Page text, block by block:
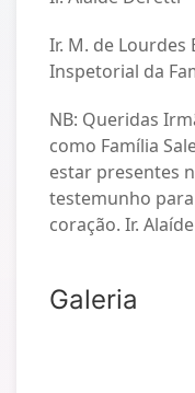
Ir. M. de
Inspetorial da
NB: Queridas
como Família
estar presentes
testemunho
coração. Ir.
Galeria